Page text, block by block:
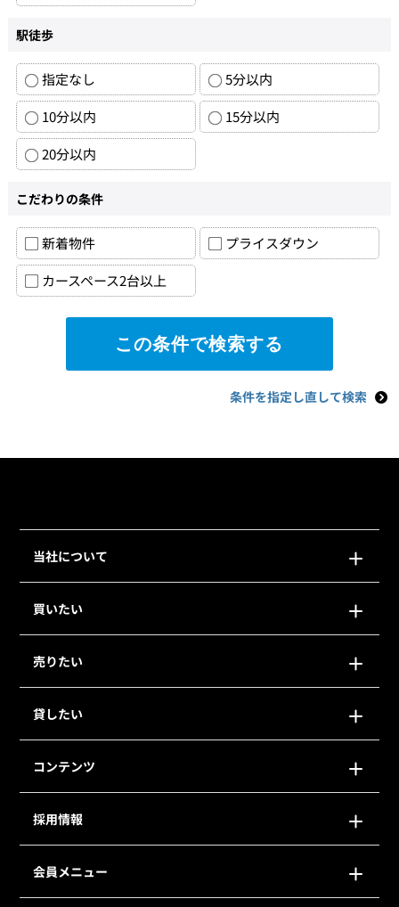
駅徒歩
指定なし
5分以内
10分以内
15分以内
20分以内
こだわりの条件
新着物件
プライスダウン
カースペース2台以上
条件を指定し直して検索
当社について
買いたい
売りたい
貸したい
コンテンツ
採用情報
会員メニュー